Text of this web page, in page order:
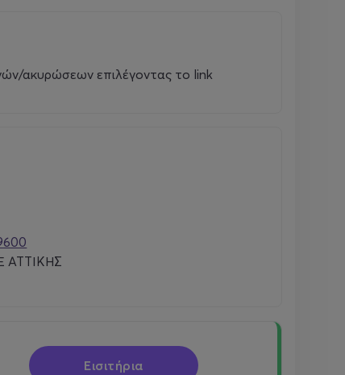
ακυρώσεων επιλέγοντας το link
ΑΤΤΙΚΗΣ
Εισιτήρια